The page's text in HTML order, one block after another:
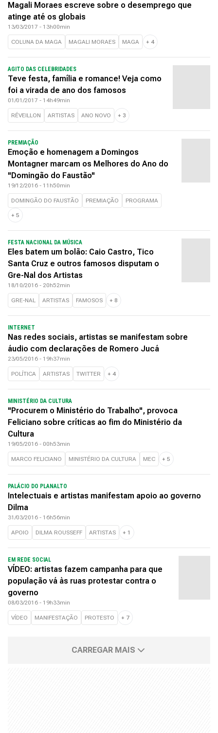
Magali Moraes escreve sobre o desemprego que
atinge até os globais
13/03/2017 - 13h00min
COLUNA DA MAGA MAGALI MORAES MAGA + 4
AGITO DAS CELEBRIDADES
Teve festa, família e romance! Veja como
foi a virada de ano dos famosos
01/01/2017 - 14h49min
RÉVEILLON ARTISTAS ANO NOVO + 3
PREMIAÇÃO
Emoção e homenagem a Domingos
Montagner marcam os Melhores do Ano do
"Domingão do Faustão"
19/12/2016 - 11h50min
DOMINGÃO DO FAUSTÃO PREMIAÇÃO PROGRAMA
+ 5
FESTA NACIONAL DA MÚSICA
Eles batem um bolão: Caio Castro, Tico
Santa Cruz e outros famosos disputam o
Gre-Nal dos Artistas
18/10/2016 - 20h52min
GRE-NAL ARTISTAS FAMOSOS + 8
INTERNET
Nas redes sociais, artistas se manifestam sobre
áudio com declarações de Romero Jucá
23/05/2016 - 19h37min
POLÍTICA ARTISTAS TWITTER + 4
MINISTÉRIO DA CULTURA
"Procurem o Ministério do Trabalho", provoca
Feliciano sobre críticas ao fim do Ministério da
Cultura
19/05/2016 - 00h53min
MARCO FELICIANO MINISTÉRIO DA CULTURA MEC + 5
PALÁCIO DO PLANALTO
Intelectuais e artistas manifestam apoio ao governo
Dilma
31/03/2016 - 16h56min
APOIO DILMA ROUSSEFF ARTISTAS + 1
EM REDE SOCIAL
VÍDEO: artistas fazem campanha para que
população vá às ruas protestar contra o
governo
08/03/2016 - 19h33min
VÍDEO MANIFESTAÇÃO PROTESTO + 7
CARREGAR MAIS